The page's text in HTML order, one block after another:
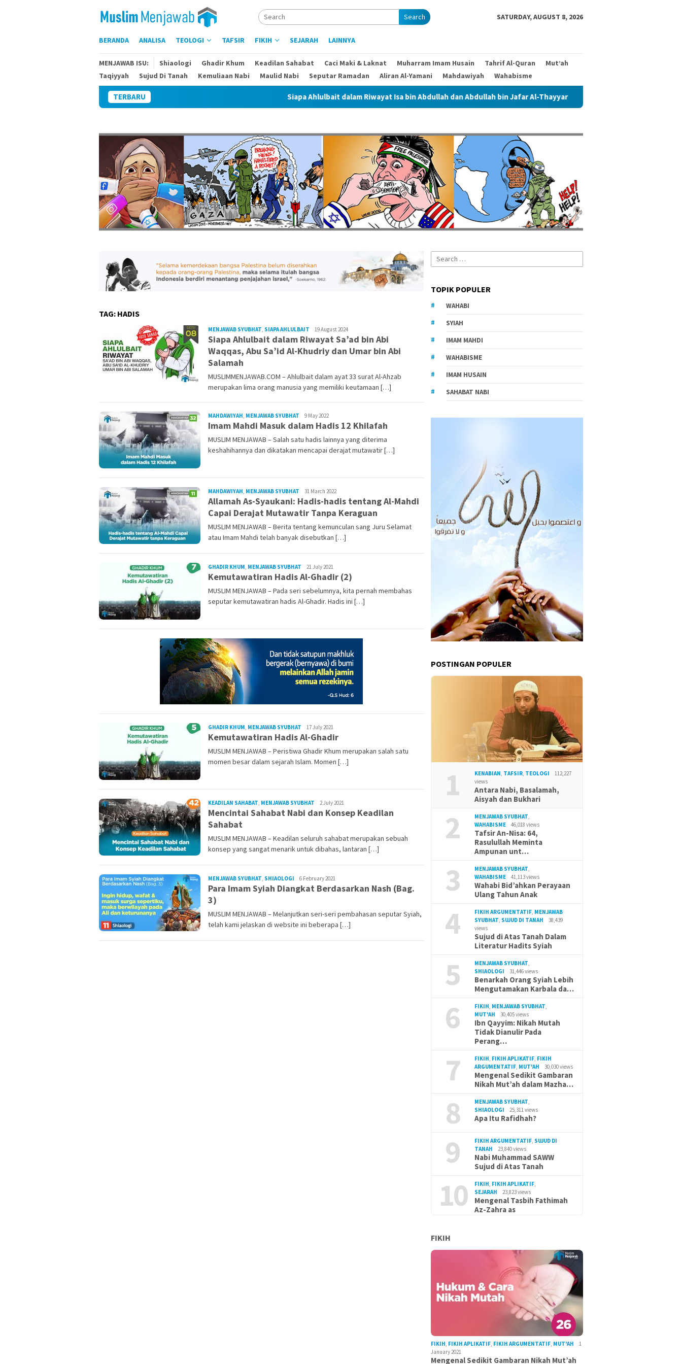
content
Search SATURDAY, AUGUST 8, 2026
BERANDA ANALISA TEOLOGI TAFSIR FIKIH SEJARAH LAINNYA
MENJAWAB ISU: Shiaologi Ghadir Khum Keadilan Sahabat Caci Maki & Laknat Muharram Imam Husain Tahrif Al-Quran
Mut’ah
Taqiyyah
Sujud Di Tanah Kemuliaan Nabi Maulid Nabi Seputar Ramadan Aliran Al-Yamani Mahdawiyah Wahabisme
TERBARU Siapa Ahlulbait dalam Riwayat Isa bin Abdullah dan Abdullah bin Jafar Al-Thayyar Siapa Ahlul Bait dalam Riwayat Abu
TAG: HADIS
MENJAWAB SYUBHAT, SIAPA AHLULBAIT Muhammad
Saleh
19 August 2024
Siapa Ahlulbait dalam Riwayat Sa’ad bin Abi
Waqqas, Abu Sa’id Al-Khudriy dan Umar bin Abi
Salamah
MUSLIMMENJAWAB.COM – Ahlulbait dalam ayat 33 surat Al-Ahzab
merupakan lima orang manusia yang memiliki keutamaan […]
MAHDAWIYAH, MENJAWAB SYUBHAT Rezvan
Raka
9 May 2022
Imam Mahdi Masuk dalam Hadis 12 Khilafah
MUSLIM MENJAWAB – Salah satu hadis lainnya yang diterima
keshahihannya dan dikatakan mencapai derajat mutawatir […]
MAHDAWIYAH, MENJAWAB SYUBHAT Rezvan
Raka
31 March 2022
Allamah As-Syaukani: Hadis-hadis tentang Al-Mahdi
Capai Derajat Mutawatir Tanpa Keraguan
MUSLIM MENJAWAB – Berita tentang kemunculan sang Juru Selamat
atau Imam Mahdi telah banyak disebutkan […]
GHADIR KHUM, MENJAWAB SYUBHAT Rezvan
Raka
21 July 2021
Kemutawatiran Hadis Al-Ghadir (2)
MUSLIM MENJAWAB – Pada seri sebelumnya, kita pernah membahas
seputar kemutawatiran hadis Al-Ghadir. Hadis ini […]
GHADIR KHUM, MENJAWAB SYUBHAT Rezvan
Raka
17 July 2021
Kemutawatiran Hadis Al-Ghadir
MUSLIM MENJAWAB – Peristiwa Ghadir Khum merupakan salah satu
momen besar dalam sejarah Islam. Momen […]
KEADILAN SAHABAT, MENJAWAB SYUBHAT Rezvan
Raka
2 July 2021
Mencintai Sahabat Nabi dan Konsep Keadilan
Sahabat
MUSLIM MENJAWAB – Keadilan seluruh sahabat merupakan sebuah
konsep yang sangat menarik untuk dibahas, lantaran […]
MENJAWAB SYUBHAT, SHIAOLOGI Rezvan
Raka
6 February 2021
Para Imam Syiah Diangkat Berdasarkan Nash (Bag.
3)
MUSLIM MENJAWAB – Melanjutkan seri-seri pembahasan seputar Syiah,
telah kami jelaskan di website ini beberapa […]
Search
for:
TOPIK POPULER
WAHABI
SYIAH
IMAM MAHDI
WAHABISME
IMAM HUSAIN
SAHABAT NABI
POSTINGAN POPULER
1 KENABIAN, TAFSIR, TEOLOGI
112,227
views
Antara Nabi, Basalamah,
Aisyah dan Bukhari
2 MENJAWAB SYUBHAT,
WAHABISME
46,018 views
Tafsir An-Nisa: 64,
Rasulullah Meminta
Ampunan unt…
3 MENJAWAB SYUBHAT,
WAHABISME
41,113 views
Wahabi Bid’ahkan Perayaan
Ulang Tahun Anak
4 FIKIH ARGUMENTATIF, MENJAWAB
SYUBHAT, SUJUD DI TANAH
38,439
views
Sujud di Atas Tanah Dalam
Literatur Hadits Syiah
5 MENJAWAB SYUBHAT,
SHIAOLOGI
31,446 views
Benarkah Orang Syiah Lebih
Mengutamakan Karbala da…
6 FIKIH, MENJAWAB SYUBHAT,
MUT'AH
30,405 views
Ibn Qayyim: Nikah Mutah
Tidak Dianulir Pada
Perang…
7 FIKIH, FIKIH APLIKATIF, FIKIH
ARGUMENTATIF, MUT'AH 30,030 views
Mengenal Sedikit Gambaran
Nikah Mut’ah dalam Mazha…
8 MENJAWAB SYUBHAT,
SHIAOLOGI
25,311 views
Apa Itu Rafidhah?
9 FIKIH ARGUMENTATIF, SUJUD DI
TANAH
23,840 views
Nabi Muhammad SAWW
Sujud di Atas Tanah
10 FIKIH, FIKIH APLIKATIF,
SEJARAH
23,823 views
Mengenal Tasbih Fathimah
Az-Zahra as
FIKIH
FIKIH, FIKIH APLIKATIF, FIKIH ARGUMENTATIF, MUT'AH
1
January 2021
Mengenal Sedikit Gambaran Nikah Mut’ah